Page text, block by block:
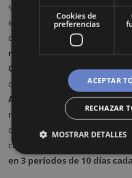
supuestos opositores a la
ejecutados. En consecuencia,
convierte en unmártir
radicales.En este período, se
Constitución
que, entre otras
calendario en el que el año
Año I de su eray cambiaron el
meses: floral, brumario,
quitó la semana para suprimir
connotaciones religiosas, y
en 3 períodos de 10 días
Cookies de
preferencias
ACEPTAR
RECHAZAR
MOSTRAR DETALLES